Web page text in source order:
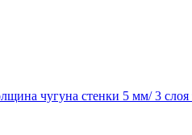
чугуна стенки 5 мм/ 3 слоя